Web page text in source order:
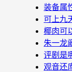
装备属
可上九
椰肉可
朱一龙
评剧是
观音还